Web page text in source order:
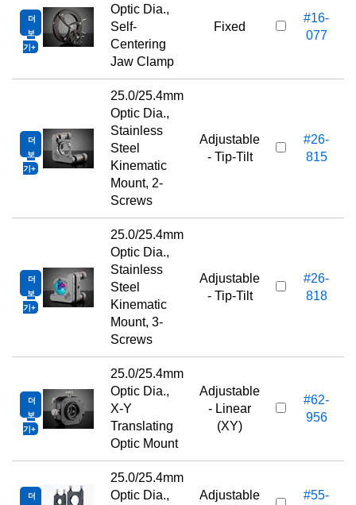
더
보
기
Optic Dia.,
Self-
Centering
Jaw Clamp
Fixed
#16-
077
더
보
기
25.0/25.4mm
Optic Dia.,
Stainless
Steel
Kinematic
Mount, 2-
Screws
Adjustable
- Tip-Tilt
#26-
815
더
보
기
25.0/25.4mm
Optic Dia.,
Stainless
Steel
Kinematic
Mount, 3-
Screws
Adjustable
- Tip-Tilt
#26-
818
더
보
기
25.0/25.4mm
Optic Dia.,
X-Y
Translating
Optic Mount
Adjustable
- Linear
(XY)
#62-
956
더
25.0/25.4mm
Optic Dia.,
Adjustable
#55-